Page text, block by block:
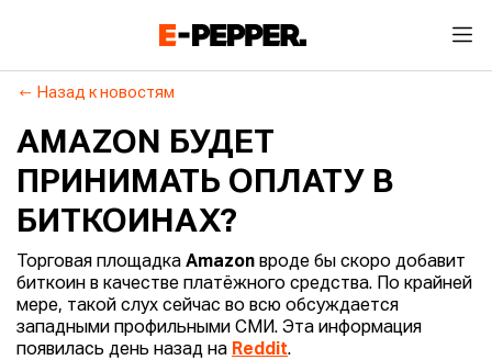
Назад к новостям
AMAZON БУДЕТ
ПРИНИМАТЬ ОПЛАТУ В
БИТКОИНАХ?
Торговая площадка Amazon вроде бы скоро добавит
биткоин в качестве платёжного средства. По крайней
мере, такой слух сейчас во всю обсуждается
западными профильными СМИ. Эта информация
появилась день назад на Reddit.